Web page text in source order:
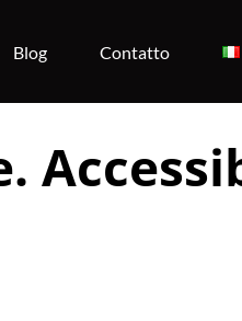
Blog Contatto